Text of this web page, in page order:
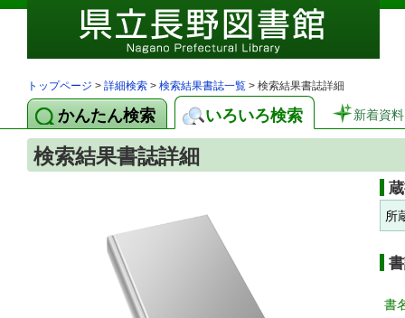
トップページ > 詳細検索 > 検索結果書誌一覧 > 検索結果書誌詳細
かんたん検索 いろいろ検索 新着資料
検索結果書誌詳細
所
書